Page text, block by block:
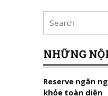
NHỮNG
Reserve ngăn
khỏe toàn diện